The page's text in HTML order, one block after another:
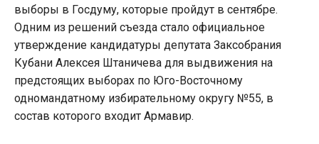
выборы в Госдуму, которые пройдут в сентябре.
Одним из решений съезда стало официальное
утверждение кандидатуры депутата Заксобрания
Кубани Алексея Штаничева для выдвижения на
предстоящих выборах по Юго-Восточному
одномандатному избирательному округу №55, в
состав которого входит Армавир.